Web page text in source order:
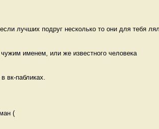
лучших подруг несколько то они для тебя
именем, или же известного человека
вк-пабликах.
(